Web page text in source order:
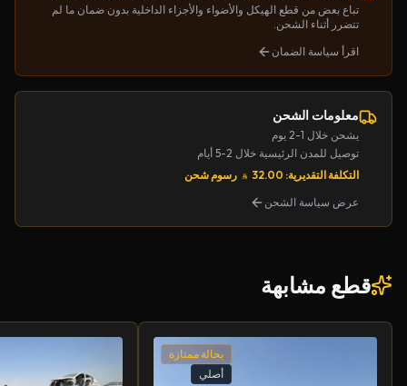
تباع بعض من قطع الهيكل والأضواء والأجزاء الداخلية بدون ضمان ما لم
تتضرر أثناء الشحن.
اقرأ سياسة الضمان
معلومات الشحن
يشحن خلال 1-2 يوم
توصيل للمدن الرئيسية خلال 2-5 أيام
التكلفة التقديرية: 32.00
رسوم شحن
عرض سياسة الشحن
قطع مشابهة
بحالة ممتازة
أصلي